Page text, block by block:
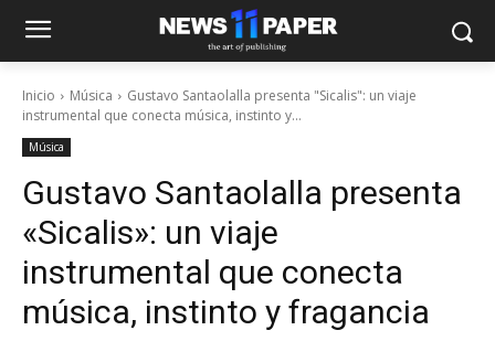
Inicio Música
Gustavo Santaolalla presenta "Sicalis": un viaje
instrumental que conecta música, instinto y...
Música
Gustavo Santaolalla presenta
«Sicalis»: un viaje
instrumental que conecta
música, instinto y fragancia